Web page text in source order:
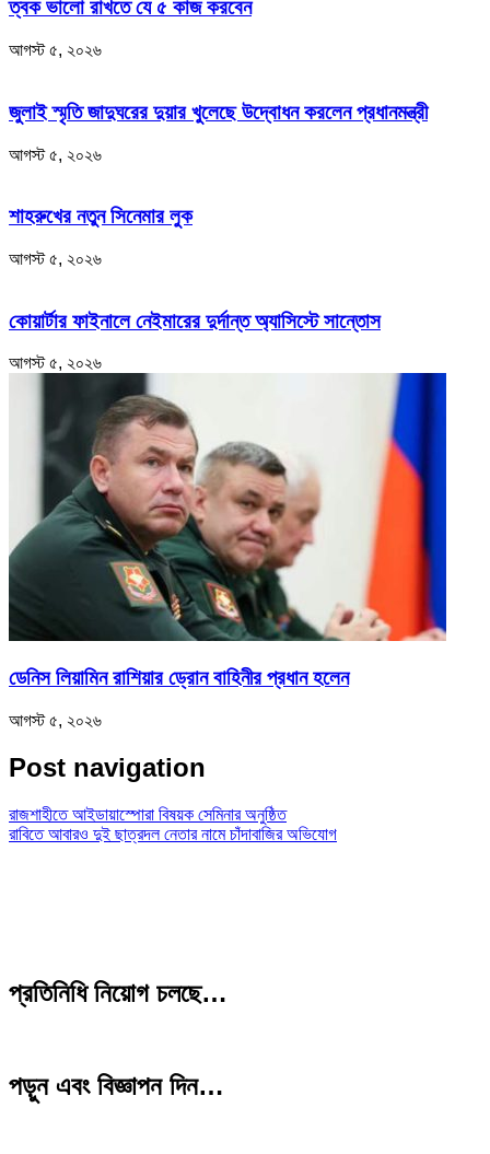
ত্বক ভালো রাখতে যে ৫ কাজ করবেন
আগস্ট ৫, ২০২৬
জুলাই স্মৃতি জাদুঘরের দুয়ার খুলেছে উদ্বোধন করলেন প্রধানমন্ত্রী
আগস্ট ৫, ২০২৬
শাহরুখের নতুন সিনেমার লুক
আগস্ট ৫, ২০২৬
কোয়ার্টার ফাইনালে নেইমারের দুর্দান্ত অ্যাসিস্টে সান্তোস
আগস্ট ৫, ২০২৬
ডেনিস লিয়ামিন রাশিয়ার ড্রোন বাহিনীর প্রধান হলেন
আগস্ট ৫, ২০২৬
Post navigation
রাজশাহীতে আইডায়াস্পোরা বিষয়ক সেমিনার অনুষ্ঠিত
রাবিতে আবারও দুই ছাত্রদল নেতার নামে চাঁদাবাজির অভিযোগ
প্রতিনিধি নিয়োগ চলছে…
পড়ুন এবং বিজ্ঞাপন দিন…